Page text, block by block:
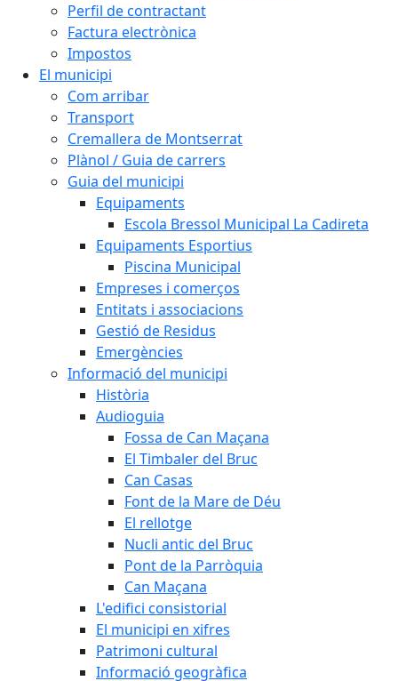
Perfil de contractant
Factura electrònica
Impostos
El municipi
Com arribar
Transport
Cremallera de Montserrat
Plànol / Guia de carrers
Guia del municipi
Equipaments
Escola Bressol Municipal La Cadireta
Equipaments Esportius
Piscina Municipal
Empreses i comerços
Entitats i associacions
Gestió de Residus
Emergències
Informació del municipi
Història
Audioguia
Fossa de Can Maçana
El Timbaler del Bruc
Can Casas
Font de la Mare de Déu
El rellotge
Nucli antic del Bruc
Pont de la Parròquia
Can Maçana
L'edifici consistorial
El municipi en xifres
Patrimoni cultural
Informació geogràfica